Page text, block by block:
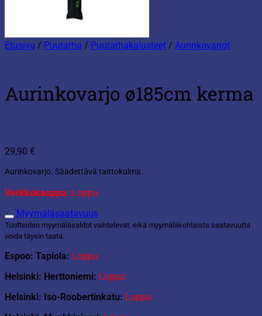
Etusivu / Puutarha / Puutarhakalusteet / Aurinkovarjot
Aurinkovarjo ø185cm kerma
29,90 €
Aurinkovarjo. Säädettävä taittokulma.
Verkkokauppa: Loppu
Myymäläsaatavuus
Tuotteiden myymäläsaldot vaihtelevat, eikä myymäläkohtaista saatavuutta
voida täysin taata.
Espoo: Tapiola: Loppu
Helsinki: Herttoniemi: Loppu
Helsinki: Iso-Roobertinkatu: Loppu